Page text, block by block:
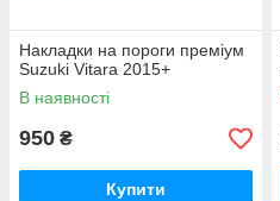
Накладки на пороги преміум
Suzuki Vitara 2015+
В наявності
950 ₴
Купити